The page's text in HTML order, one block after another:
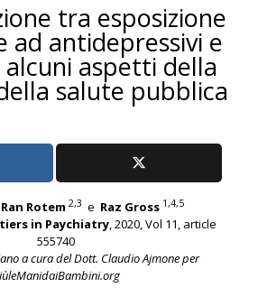
tra esposizione
ad antidepressivi e
aspetti della
salute pubblica
Ran Rotem 2,3 e Raz Gross 1,4,5
in Paychiatry, 2020, Vol 11, article
555740
a cura del Dott. Claudio Ajmone per